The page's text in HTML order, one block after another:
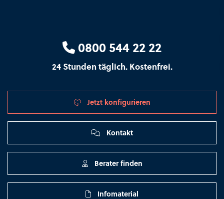
0800 544 22 22
24 Stunden täglich. Kostenfrei.
Jetzt konfigurieren
Kontakt
Berater finden
Infomaterial